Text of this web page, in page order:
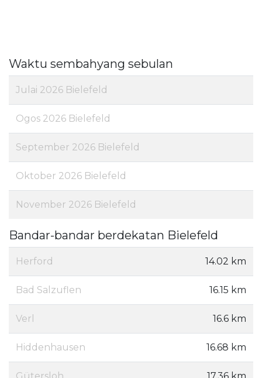
Waktu sembahyang sebulan
Julai 2026 Bielefeld
Ogos 2026 Bielefeld
September 2026 Bielefeld
Oktober 2026 Bielefeld
November 2026 Bielefeld
Bandar-bandar berdekatan Bielefeld
Herford 14.02 km
Bad Salzuflen 16.15 km
Verl 16.6 km
Hiddenhausen 16.68 km